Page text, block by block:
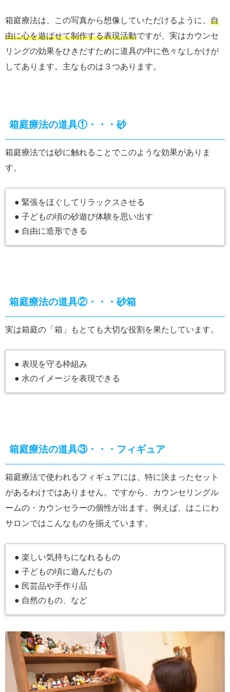
箱庭療法は、この写真から想像していただけるように、 自
由に心を遊ばせて制作する表現活動ですが、実はカウンセ
リングの効果をひきだすために道具の中に色々なしかけが
してあります。主なものは３つあります。
箱庭療法の道具①・・・砂
箱庭療法では砂に触れることでこのような効果がありま
す。
● 緊張をほぐしてリラックスさせる
● 子どもの頃の砂遊び体験を思い出す
● 自由に造形できる
箱庭療法の道具②・・・砂箱
実は箱庭の「箱」もとても大切な役割を果たしています。
● 表現を守る枠組み
● 水のイメージを表現できる
箱庭療法の道具③・・・フィギュア
箱庭療法で使われるフィギュアには、特に決まったセット
があるわけではありません。ですから、カウンセリングル
ームの・カウンセラーの個性が出ます。例えば、はこにわ
サロンではこんなものを揃えています。
● 楽しい気持ちになれるもの
● 子どもの頃に遊んだもの
● 民芸品や手作り品
● 自然のもの、など